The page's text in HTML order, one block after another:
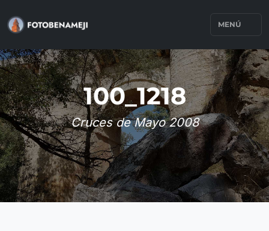
MENÚ
100_1218
Cruces de Mayo 2008